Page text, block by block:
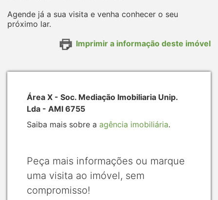
Agende já a sua visita e venha conhecer o seu
próximo lar.
Imprimir a informação deste imóvel
Área X - Soc. Mediação Imobiliaria Unip.
Lda - AMI 6755
Saiba mais sobre a agência imobiliária.
Peça mais informações ou marque
uma visita ao imóvel, sem
compromisso!